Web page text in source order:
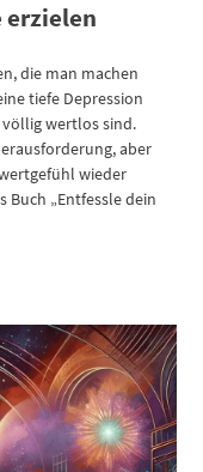
erzielen
die man machen
tiefe Depression
völlig wertlos sind.
aber
wieder
Buch „Entfessle dein